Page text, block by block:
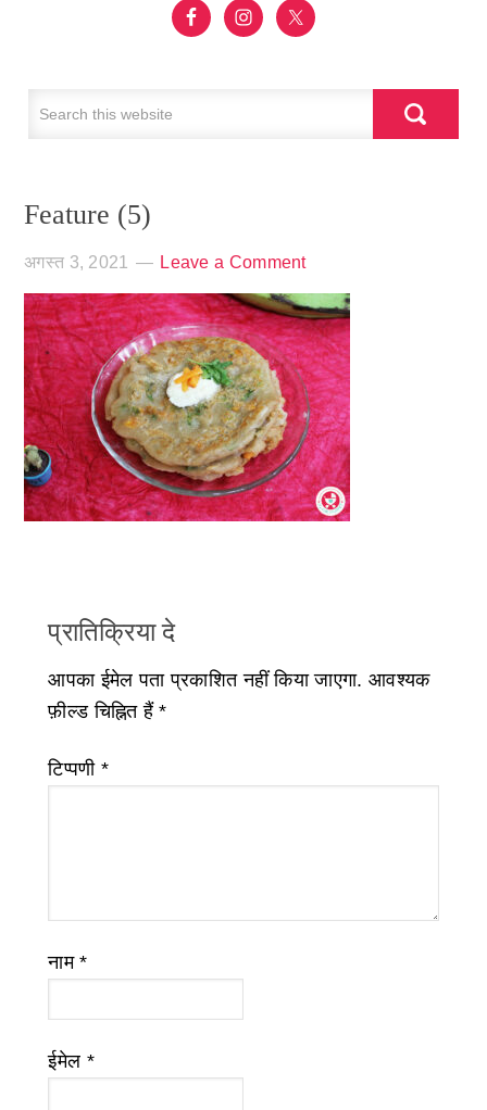
Feature (5)
अगस्त 3, 2021 Leave a Comment
प्रातिक्रिया दे
आपका ईमेल पता प्रकाशित नहीं किया जाएगा. आवश्यक
फ़ील्ड चिह्नित हैं*
टिप्पणी *
नाम*
ईमेल *